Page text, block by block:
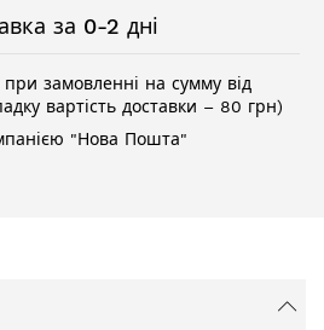
за 0-2 дні
замовленні на сумму від
вартість доставки – 80 грн)
"Нова Пошта"